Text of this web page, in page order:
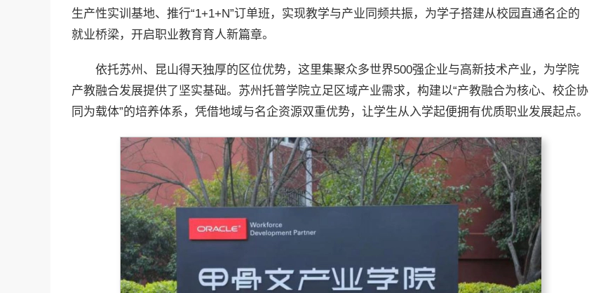
生产性实训基地、推行“1+1+N”订单班，实现教学与产业同频共振，为学子搭建从校园直通名企的
就业桥梁，开启职业教育育人新篇章。
依托苏州、昆山得天独厚的区位优势，这里集聚众多世界500强企业与高新技术产业，为学院
产教融合发展提供了坚实基础。苏州托普学院立足区域产业需求，构建以“产教融合为核心、校企协
同为载体”的培养体系，凭借地域与名企资源双重优势，让学生从入学起便拥有优质职业发展起点。